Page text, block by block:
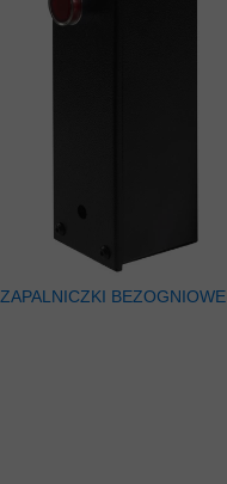
ZAPALNICZKI BEZOGNIOWE